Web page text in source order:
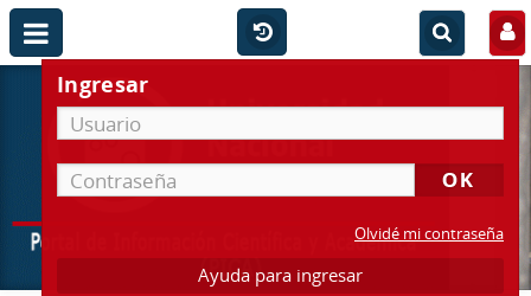
Ingresar
Olvidé mi contraseña
Ayuda para ingresar